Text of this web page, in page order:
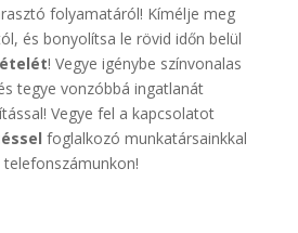
folyamatáról! Kímélje meg
és bonyolítsa le rövid időn belül
! Vegye igénybe színvonalas
tegye vonzóbbá ingatlanát
Vegye fel a kapcsolatot
foglalkozó munkatársainkkal